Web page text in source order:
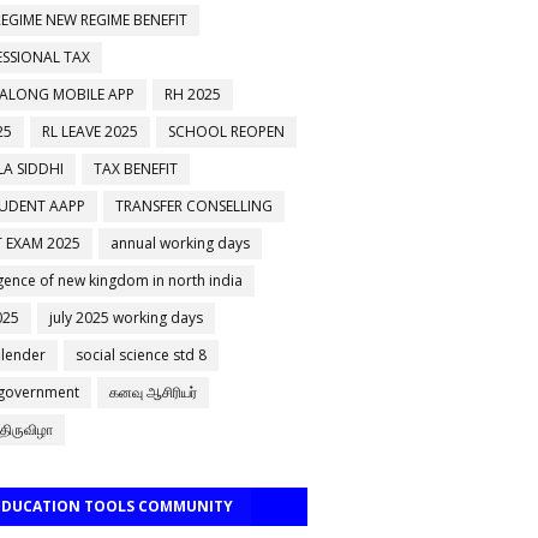
குழுக்களில் இணைக்கவும்
NEW REGIME BENEFIT
TAX
MOBILE APP
RH 2025
RL LEAVE 2025
SCHOOL REOPEN
SIDDHI
TAX BENEFIT
AAPP
TRANSFER CONSELLING
EXAM 2025
annual working days
of new kingdom in north india
july 2025 working days
social science std 8
கனவு ஆசிரியர்
TOOLS COMMUNITY